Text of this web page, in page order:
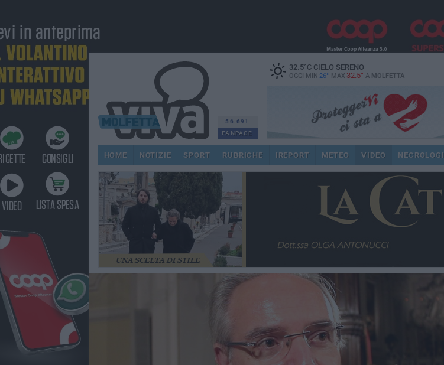
56.691
FANPAGE
32.5°CCIELO SERENO
OGGI MIN 26° MAX 32.5° A MOLFETTA
HOME NOTIZIE SPORT RUBRICHE IREPORT METEO VIDEO NECROLOGI